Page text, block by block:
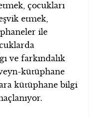
çocukları
etmek,
ile
ve farkındalık
kütüphane
kütüphane bilgi